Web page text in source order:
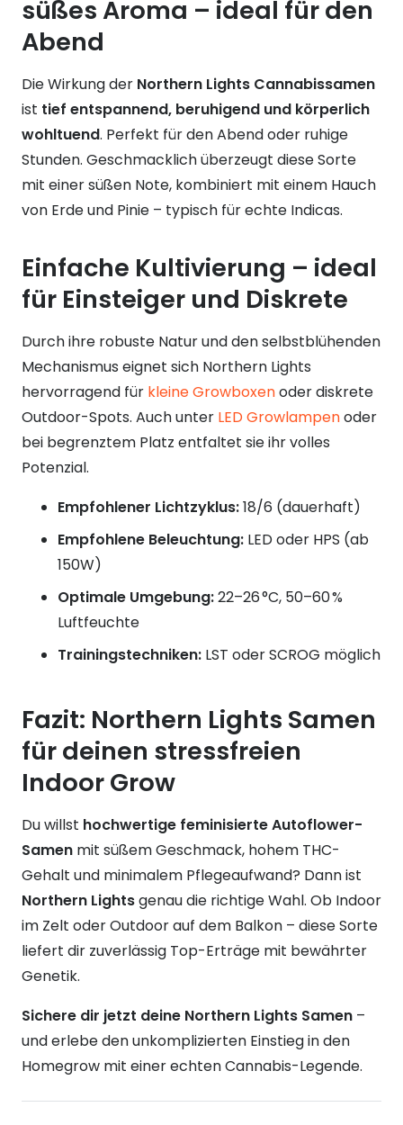
süßes Aroma – ideal für den
Abend
Die Wirkung der Northern Lights Cannabissamen
ist tief entspannend, beruhigend und körperlich
wohltuend. Perfekt für den Abend oder ruhige
Stunden. Geschmacklich überzeugt diese Sorte
mit einer süßen Note, kombiniert mit einem Hauch
von Erde und Pinie – typisch für echte Indicas.
Einfache Kultivierung – ideal
für Einsteiger und Diskrete
Durch ihre robuste Natur und den selbstblühenden
Mechanismus eignet sich Northern Lights
hervorragend für kleine Growboxenoder diskrete
Outdoor-Spots. Auch unter LED Growlampenoder
bei begrenztem Platz entfaltet sie ihr volles
Potenzial.
Empfohlener Lichtzyklus:18/6 (dauerhaft)
Empfohlene Beleuchtung: LED oder HPS (ab
150W)
Optimale Umgebung:22–26 °C, 50–60 %
Luftfeuchte
Trainingstechniken: LST oder SCROG möglich
Fazit: Northern Lights Samen
für deinen stressfreien
Indoor Grow
Du willst hochwertige feminisierte Autoflower-
Samen mit süßem Geschmack, hohem THC-
Gehalt und minimalem Pflegeaufwand? Dann ist
Northern Lightsgenau die richtige Wahl. Ob Indoor
im Zelt oder Outdoor auf dem Balkon – diese Sorte
liefert dir zuverlässig Top-Erträge mit bewährter
Genetik.
Sichere dir jetzt deine Northern Lights Samen –
und erlebe den unkomplizierten Einstieg in den
Homegrow mit einer echten Cannabis-Legende.